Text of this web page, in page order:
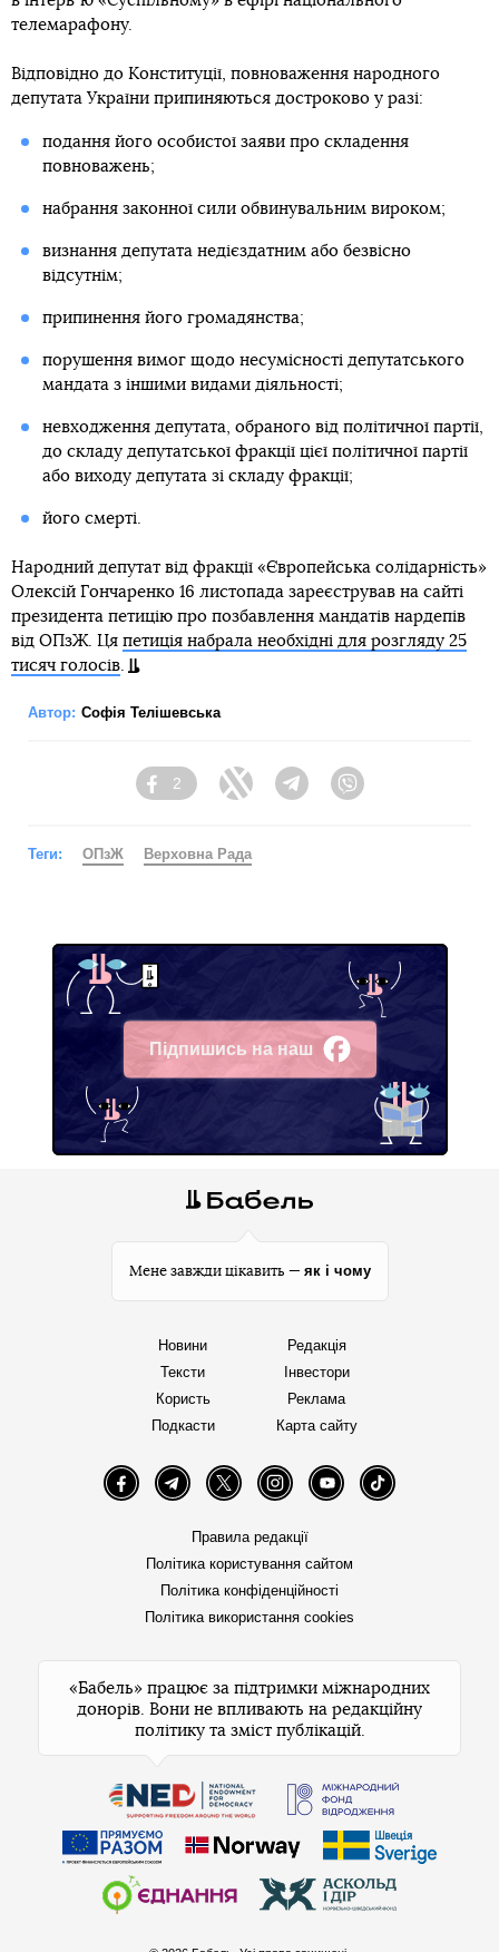
телемарафону.
Відповідно до Конституції, повноваження народного
депутата України припиняються достроково у разі:
подання його особистої заяви про складення
повноважень;
набрання законної сили обвинувальним вироком;
визнання депутата недієздатним або безвісно
відсутнім;
припинення його громадянства;
порушення вимог щодо несумісності депутатського
мандата з іншими видами діяльності;
невходження депутата, обраного від політичної партії,
до складу депутатської фракції цієї політичної партії
або виходу депутата зі складу фракції;
його смерті.
Народний депутат від фракції «Європейська солідарність»
Олексій Гончаренко 16 листопада зареєстрував на сайті
президента петицію про позбавлення мандатів нардепів
від ОПзЖ. Ця петиція набрала необхідні для розгляду 25
тисяч голосів.
Автор: Софія Телішевська
Facebook
2
Twitter TelegramViber
Теги: ОПзЖ Верховна Рада
Підпишись на наш
Facebook
Мене завжди цікавить — як і чому
Новини
Тексти
Користь
Подкасти
Редакція
Інвестори
Реклама
Карта сайту
FacebookTelegramTwitter InstagramYouTube TikTok
Правила редакції
Політика користування сайтом
Політика конфіденційності
Політика використання cookies
«Бабель» працює за підтримки міжнародних
донорів. Вони не впливають на редакційну
політику та зміст публікацій.